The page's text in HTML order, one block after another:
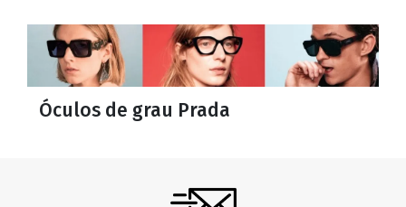
Óculos de grau Prada